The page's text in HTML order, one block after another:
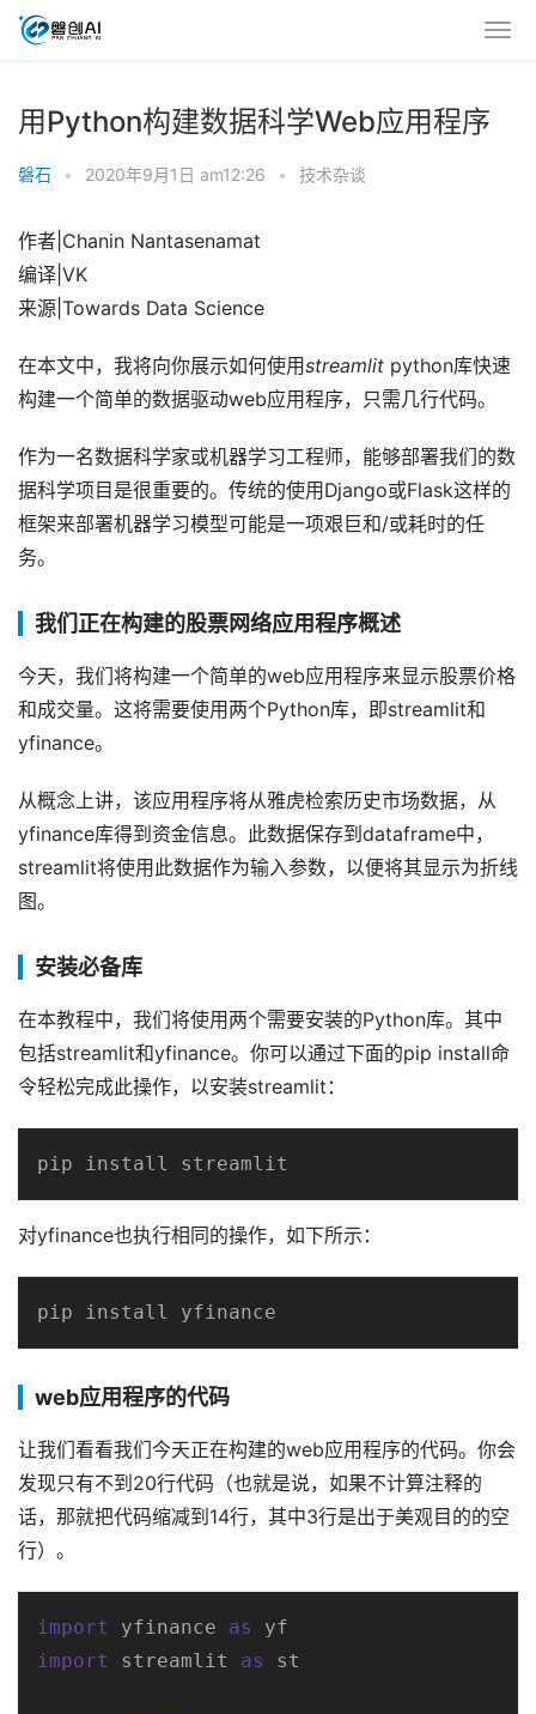
用Python构建数据科学Web应用程序
磐石 • 2020年9月1日 am12:26 • 技术杂谈
作者|Chanin Nantasenamat
编译|VK
来源|Towards Data Science
在本文中，我将向你展示如何使用streamlit python库快速
构建一个简单的数据驱动web应用程序，只需几行代码。
作为一名数据科学家或机器学习工程师，能够部署我们的数
据科学项目是很重要的。传统的使用Django或Flask这样的
框架来部署机器学习模型可能是一项艰巨和/或耗时的任
务。
我们正在构建的股票网络应用程序概述
今天，我们将构建一个简单的web应用程序来显示股票价格
和成交量。这将需要使用两个Python库，即streamlit和
yfinance。
从概念上讲，该应用程序将从雅虎检索历史市场数据，从
yfinance库得到资金信息。此数据保存到dataframe中，
streamlit将使用此数据作为输入参数，以便将其显示为折线
图。
安装必备库
在本教程中，我们将使用两个需要安装的Python库。其中
包括streamlit和yfinance。你可以通过下面的pip install命
令轻松完成此操作，以安装streamlit：
pip install streamlit
对yfinance也执行相同的操作，如下所示：
pip install yfinance
web应用程序的代码
让我们看看我们今天正在构建的web应用程序的代码。你会
发现只有不到20行代码（也就是说，如果不计算注释的
话，那就把代码缩减到14行，其中3行是出于美观目的的空
行）。
import yfinance as
import
streamlit as st